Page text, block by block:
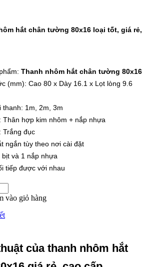
hắt chân tường 80x16 loại tốt, giá rẻ,
Thanh nhôm hắt chân tường 80x16
(mm): Cao 80 x Dày 16.1 x Lọt lòng 9.6
thanh: 1m, 2m, 3m
Thân hợp kim nhôm + nắp nhựa
Trắng đục
ngắn tùy theo nơi cài đặt
bịt và 1 nắp nhựa
tiếp được với nhau
vào giỏ hàng
của thanh nhôm hắt